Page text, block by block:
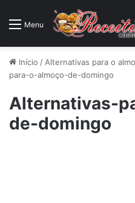
Menu
Início / Alternativas para o
para-o-almoço-de-domingo
Alternativas-
de-domingo